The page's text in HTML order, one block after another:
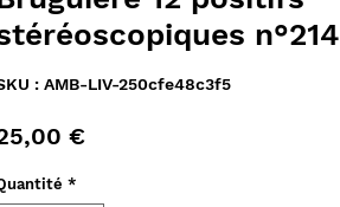
n°214
: AMB-LIV-250cfe48c3f5
€Prix
*